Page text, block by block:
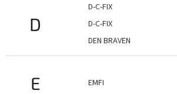
D
D-C-FIX
D-C-FIX
DEN BRAVEN
E EMFI